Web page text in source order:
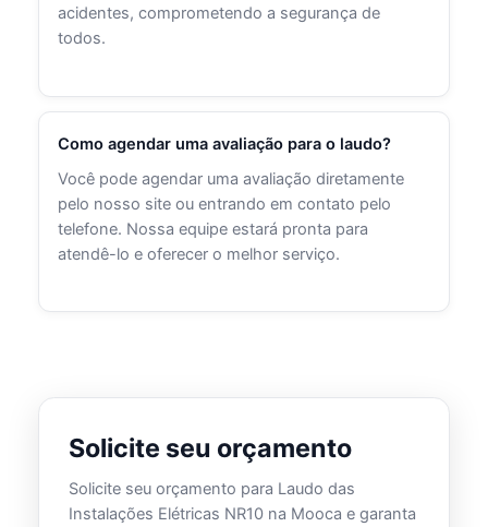
acidentes, comprometendo a segurança de
todos.
Como agendar uma avaliação para o laudo?
Você pode agendar uma avaliação diretamente
pelo nosso site ou entrando em contato pelo
telefone. Nossa equipe estará pronta para
atendê-lo e oferecer o melhor serviço.
Solicite seu orçamento
Solicite seu orçamento para Laudo das
Instalações Elétricas NR10 na Mooca e garanta